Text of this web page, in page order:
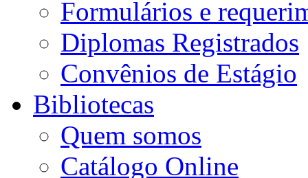
Formulários e
Diplomas Registrados
Convênios de Estágio
Bibliotecas
Quem somos
Catálogo Online